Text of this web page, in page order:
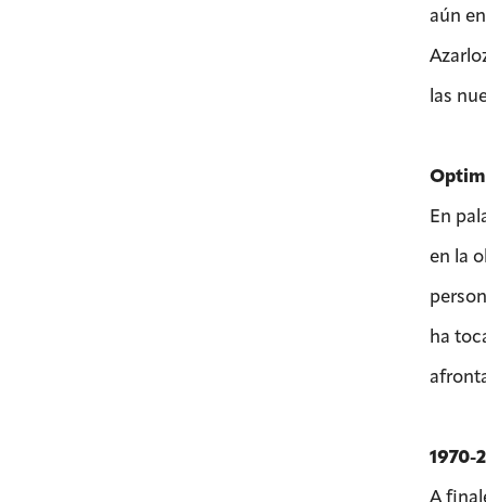
aún
las
En
en la
ha
1970-
A